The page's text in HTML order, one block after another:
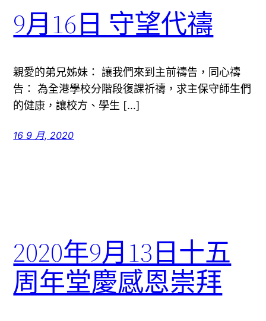
9月16日 守望代禱
親愛的弟兄姊妹： 讓我們來到主前禱告，同心禱
告： 為全港學校分階段復課祈禱，求主保守師生們
的健康，讓校方、學生 […]
16 9 月, 2020
2020年9月13日十五
周年堂慶感恩崇拜